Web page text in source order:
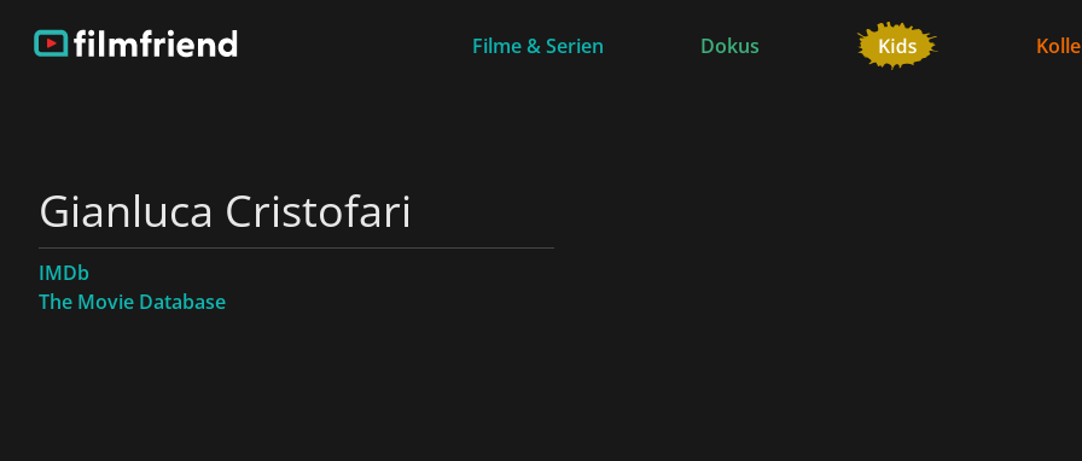
Filme & Serien Dokus
Gianluca Cristofari
IMDb
The Movie Database